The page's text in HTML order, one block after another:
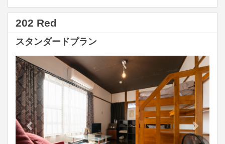
202 Red
スタンダードプラン
Previous Next